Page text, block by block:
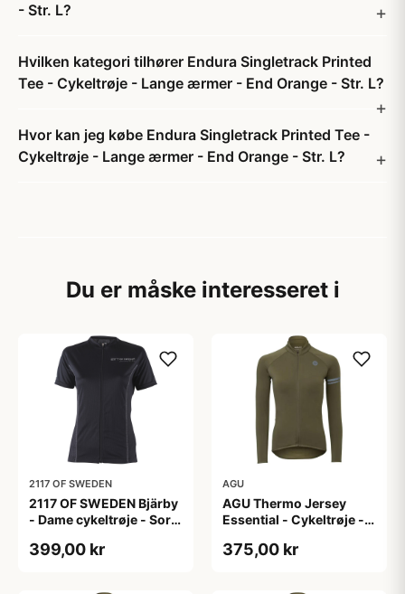
- Str. L?
Hvilken kategori tilhører Endura Singletrack Printed
Tee - Cykeltrøje - Lange ærmer - End Orange - Str. L?
Hvor kan jeg købe Endura Singletrack Printed Tee -
Cykeltrøje - Lange ærmer - End Orange - Str. L?
Du er måske interesseret i
2117 OF SWEDEN
2117 OF SWEDEN Bjärby
- Dame cykeltrøje - Sort
399,00 kr
AGU
AGU Thermo Jersey
Essential - Cykeltrøje -
L
375,00 kr